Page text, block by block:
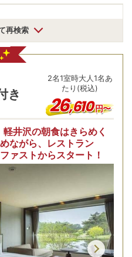
再検索
き
2名1室時大人1名あ
たり(税込)
26,610円〜
井沢の朝食はきらめく
ながら、レストラン
ァストからスタート！